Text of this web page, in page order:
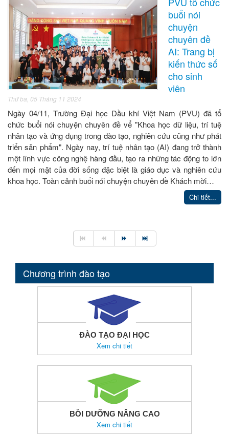
buổi nói
chuyện
chuyên đề
AI: Trang bị
kiến thức số
cho sinh
viên
Thứ ba, 05 Tháng 11 2024
Ngày 04/11, Trường Đại học Dầu khí Việt Nam (PVU) đã tổ
chức buổi nói chuyện chuyên đề vể "Khoa học dữ liệu, trí tuệ
nhân tạo và ứng dụng trong đào tạo, nghiên cứu cũng như phát
triển sản phẩm". Ngày nay, trí tuệ nhân tạo (AI) đang trở thành
một lĩnh vực công nghệ hàng đầu, tạo ra những tác động to lớn
đến mọi mặt của đời sống đặc biệt là giáo dục và nghiên cứu
khoa học. Toàn cảnh buổi nói chuyện chuyên đề Khách mời…
Chi tiết...
Chương trình đào tạo
ĐÀO TẠO ĐẠI HỌC
Xem chi tiết
BỒI DƯỠNG NÂNG CAO
Xem chi tiết